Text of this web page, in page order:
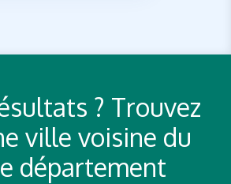
? Trouvez
ville voisine du
département